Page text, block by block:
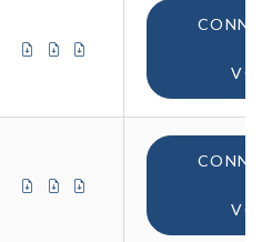
CERTIFICAT DE CONFORMITÉ
CERTIFICAT DE
CERTIFICAT DE CONFORMITÉ
CERTIFICAT DE